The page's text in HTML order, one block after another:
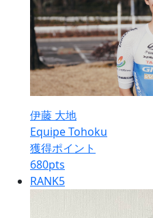
伊藤 大地
Equipe Tohoku
獲得ポイント
680pts
RANK5